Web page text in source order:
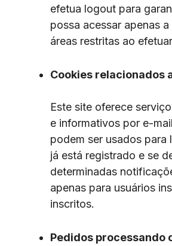
efetua logout para
possa acessar apenas
áreas restritas ao
Cookies relacionados
Este site oferece
e informativos por e-
podem ser usados ​​para
já está registrado e se
determinadas
apenas para usuários
inscritos.
Pedidos processando